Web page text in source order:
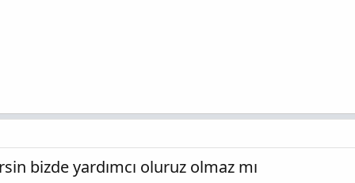
bizde yardımcı oluruz olmaz mı